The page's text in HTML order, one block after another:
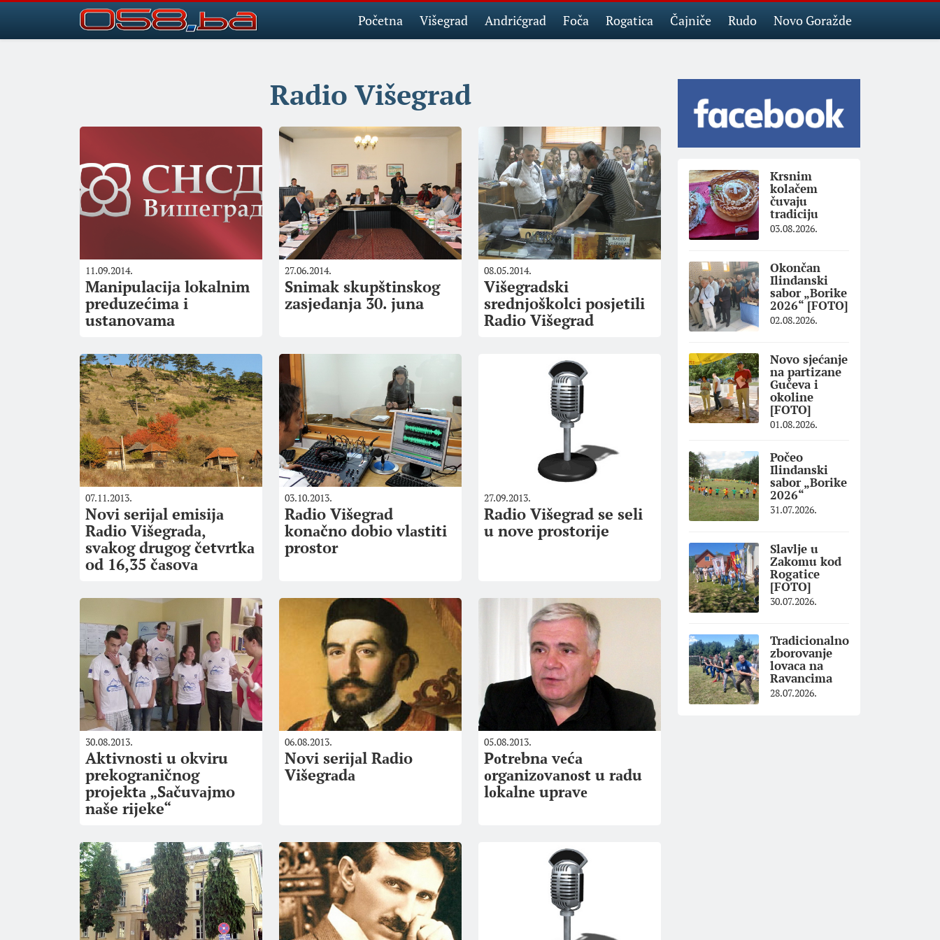
Početna Višegrad Andrićgrad Foča Rogatica Čajniče Rudo Novo Goražde
Radio Višegrad
11.09.2014.
Manipulacija lokalnim
preduzećima i
ustanovama
27.06.2014.
Snimak skupštinskog
zasjedanja 30. juna
08.05.2014.
Višegradski
srednjoškolci posjetili
Radio Višegrad
07.11.2013.
Novi serijаl emisijа
Rаdio Višegrаdа,
svаkog drugog četvrtkа
od 16,35 čаsovа
03.10.2013.
Rаdio Višegrаd
konаčno dobio vlаstiti
prostor
27.09.2013.
Radio Višegrad se seli
u nove prostorije
30.08.2013.
Aktivnosti u okviru
prekogrаničnog
projektа „Sаčuvаjmo
nаše rijeke“
06.08.2013.
Novi serijаl Rаdio
Višegrаdа
05.08.2013.
Pоtrеbnа vеćа
оrgаnizоvаnоst u rаdu
lоkаlnе uprаvе
Krsnim
kolačem
čuvaju
tradiciju
03.08.2026.
Okončan
Ilindanski
sabor „Borike
2026“ [FOTO]
02.08.2026.
Novo sjećanje
na partizane
Gučeva i
okoline
[FOTO]
01.08.2026.
Počeo
Ilindanski
sabor „Borike
2026“
31.07.2026.
Slavlje u
Zakomu kod
Rogatice
[FOTO]
30.07.2026.
Tradicionalno
zborovanje
lovaca na
Ravancima
28.07.2026.